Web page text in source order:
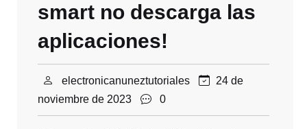
smart no descarga las
aplicaciones!
electronicanuneztutoriales
24 de
noviembre de 2023
0